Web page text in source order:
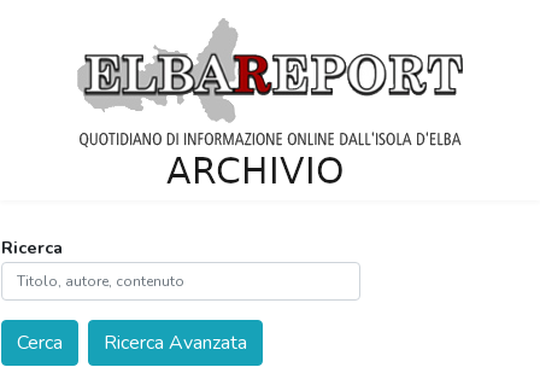
Ricerca
Cerca Ricerca Avanzata